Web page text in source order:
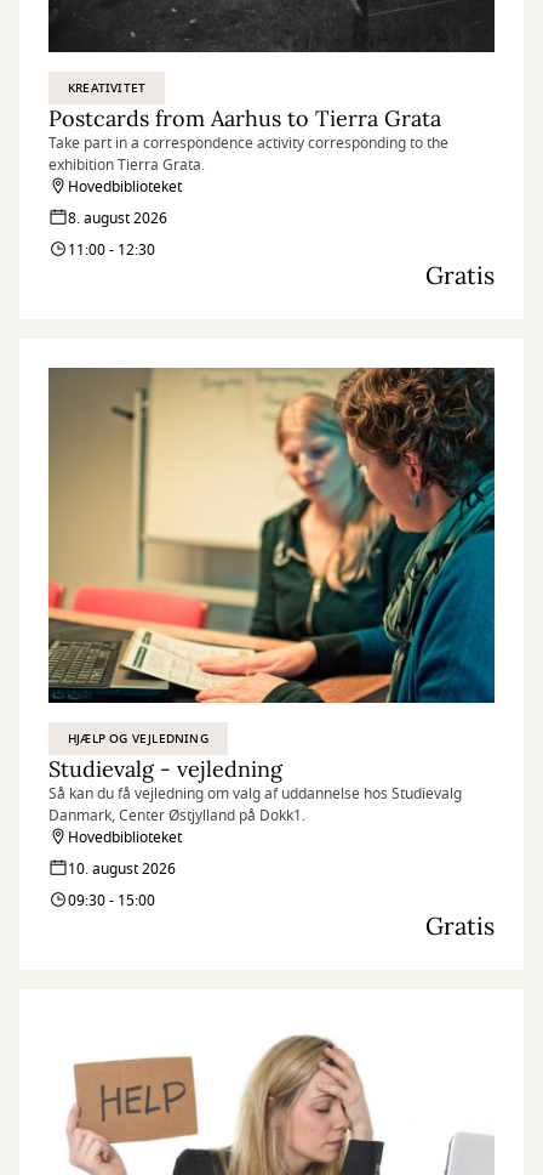
KREATIVITET
Postcards from Aarhus to Tierra Grata
Take part in a correspondence activity corresponding to the
exhibition Tierra Grata.
Hovedbiblioteket
8. august 2026
11:00 - 12:30
Gratis
HJÆLP OG VEJLEDNING
Studievalg - vejledning
Så kan du få vejledning om valg af uddannelse hos Studievalg
Danmark, Center Østjylland på Dokk1.
Hovedbiblioteket
10. august 2026
09:30 - 15:00
Gratis